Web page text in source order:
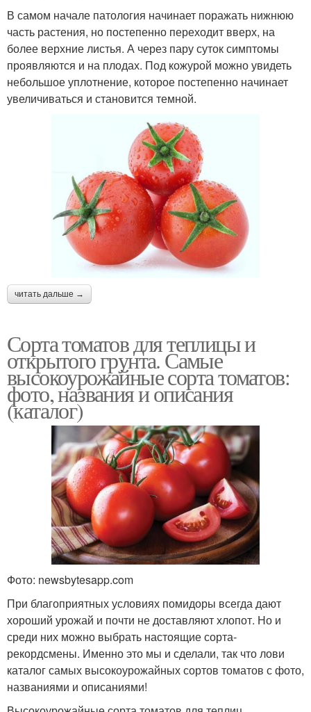
В самом начале патология начинает поражать нижнюю
часть растения, но постепенно переходит вверх, на
более верхние листья. А через пару суток симптомы
проявляются и на плодах. Под кожурой можно увидеть
небольшое уплотнение, которое постепенно начинает
увеличиваться и становится темной.
читать дальше →
Сорта томатов для теплицы и
открытого грунта. Самые
высокоурожайные сорта томатов:
фото, названия и описания
(каталог)
Фото: newsbytesapp.com
При благоприятных условиях помидоры всегда дают
хороший урожай и почти не доставляют хлопот. Но и
среди них можно выбрать настоящие сорта-
рекордсмены. Именно это мы и сделали, так что лови
каталог самых высокоурожайных сортов томатов с фото,
названиями и описаниями!